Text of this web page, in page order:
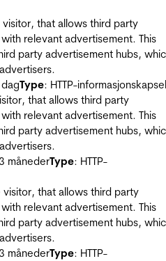
that allows third party
relevant advertisement. This
party advertisement hubs,
Type: HTTP-informasjonskapsel
that allows third party
relevant advertisement. This
party advertisement hubs,
månederType: HTTP-
visitor, that allows third party
relevant advertisement. This
party advertisement hubs,
månederType: HTTP-